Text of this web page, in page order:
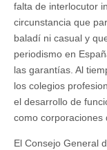
falta de interlocutor
circunstancia que
baladí ni casual y
periodismo en
las garantías. Al
los colegios
el desarrollo de
como corporaciones
El Consejo General